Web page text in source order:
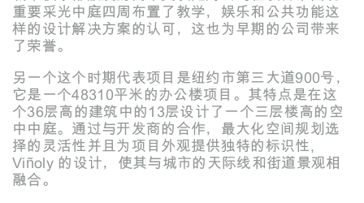
重要采光中庭四周布置了教学，娱乐和公共功能这
样的设计解决方案的认可，这也为早期的公司带来
了荣誉。
另一个这个时期代表项目是纽约市第三大道900号，
它是一个48310平米的办公楼项目。其特点是在这
个36层高的建筑中的13层设计了一个三层楼高的空
中中庭。通过与开发商的合作，最大化空间规划选
择的灵活性并且为项目外观提供独特的标识性,
Viñoly 的设计，使其与城市的天际线和街道景观相
融合。